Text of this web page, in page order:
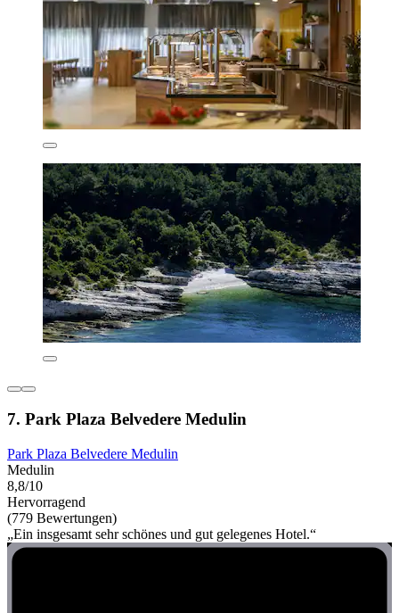
7. Park Plaza Belvedere Medulin
Park Plaza Belvedere Medulin
Medulin
8,8/10
Hervorragend
(779 Bewertungen)
„Ein insgesamt sehr schönes und gut gelegenes Hotel.“